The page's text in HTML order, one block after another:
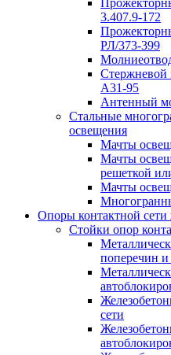
3.407.9-172
РЛ/373-399
Стержневой
А31-95
Антенный
Стальные
освещения
Мачты
Мачты
решеткой
Мачты
Опоры контактной сети
Стойки опор
поперечин и
сети